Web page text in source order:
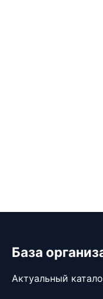
База
Актуальный